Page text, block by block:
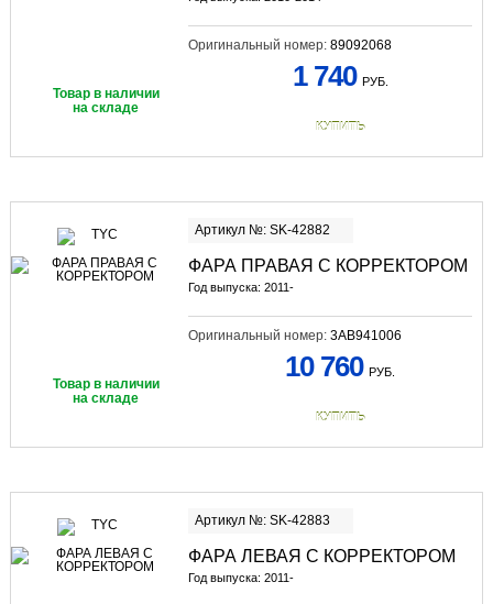
Оригинальный номер: 89092068
Товар в наличии
на складе
1 740 РУБ.
КУПИТЬ
Артикул №: SK-42882
ФАРА ПРАВАЯ С КОРРЕКТОРОМ
Год выпуска: 2011-
Оригинальный номер: 3AB941006
Товар в наличии
на складе
10 760 РУБ.
КУПИТЬ
Артикул №: SK-42883
ФАРА ЛЕВАЯ С КОРРЕКТОРОМ
Год выпуска: 2011-